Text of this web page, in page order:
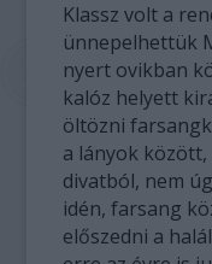
Klassz volt a
ünnepelhettük
nyert ovikban
kalóz helyett
öltözni
a lányok között,
divatból, nem
idén, farsang
előszedni a